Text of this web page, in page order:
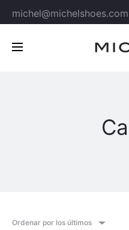
michel@michelshoes.com
Ordenar por los últimos